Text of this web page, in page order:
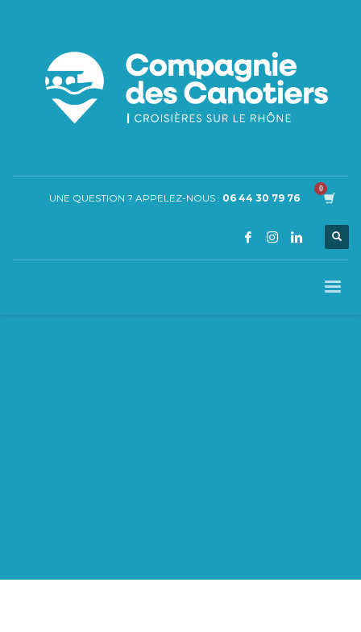
UNE QUESTION ? APPELEZ-NOUS : 06 44 30 79 76